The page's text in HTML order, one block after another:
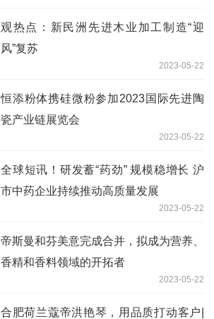
观热点：新民洲先进木业加工制造“迎
风”复苏
2023-05-22
恒添粉体携硅微粉参加2023国际先进陶
瓷产业链展览会
2023-05-22
全球短讯！研发蓄“药劲” 规模稳增长 沪
市中药企业持续推动高质量发展
2023-05-22
帝斯曼和芬美意完成合并，拟成为营养、
香精和香料领域的开拓者
2023-05-22
合肥荷兰蔻帝洪艳琴，用品质打动客户|